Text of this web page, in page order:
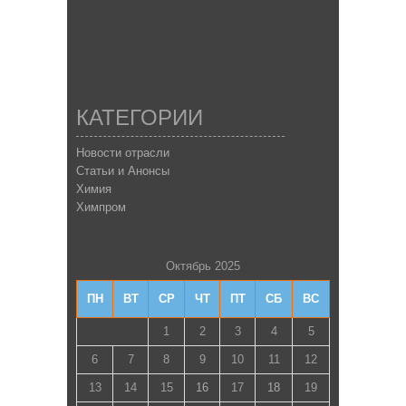
КАТЕГОРИИ
Новости отрасли
Статьи и Анонсы
Химия
Химпром
Октябрь 2025
ПН ВТ СР ЧТ ПТ СБ ВС
1 2 3 4 5
6 7 8 9 10 11 12
13 14 15 16 17 18 19